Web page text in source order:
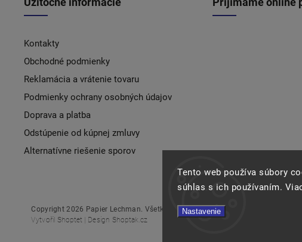
Tento web používa súbory
súhlas s ich používaním.
Nastavenie
Kontakty
Obchodné podmienky
Reklamácia a vrátenie tovaru
Podmienky ochrany osobných údajov
Doprava a platba
Odstúpenie od kúpnej zmluvy
Alternatívne riešenie sporov
Copyright 2026 Papier Lechman. Všetky práva vyhradené.
Vytvořil Shoptet | Design Shoptak.cz